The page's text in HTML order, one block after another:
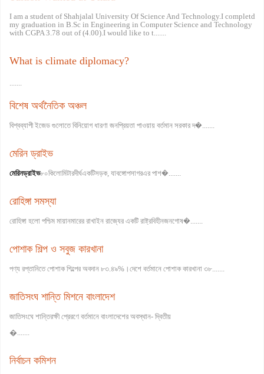
I am a student of Shahjalal University Of Science And Technology.I completd
my graduation in B.Sc in Engineering in Computer Science and Technology
with CGPA 3.78 out of (4.00).I would like to t.......
What is climate diplomacy?
.......
বিশেষ অর্থনৈতিক অঞ্চল
বিশ্বব্যাপী ইজেড গুলোতে বিনিয়োগ ধারণা জনপ্রিয়তা পাওয়ায় বর্তমান সরকার দ�.......
মেরিন ড্রাইভ
মেরিনড্রাইভ৮০কিলোমিটারদীর্ঘএকটিসড়ক, যাবঙ্গোপসাগরএর পাশ�.......
রোহিঙ্গা সমস্যা
রোহিঙ্গা হলো পশ্চিম মায়ানমারের রাখাইন রাজ্যের একটি রাষ্ট্রবিহীনজনগোষ�.......
পোশাক শিল্প ও সবুজ কারখানা
পণ্য রপ্তানিতে পোশাক শিল্পের অবদান ৮৩.৪৯%।দেশে বর্তমানে পোশাক কারখানা ৩৮.......
জাতিসংঘ শান্তি মিশনে বাংলাদেশ
জাতিসংঘে শান্তিরক্ষী প্রেরণে বর্তমানে বাংলাদেশের অবস্থান- দ্বিতীয়
�.......
নির্বাচন কমিশন